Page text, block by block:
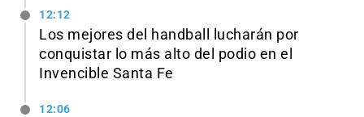
12:12
Los mejores del handball lucharán por
conquistar lo más alto del podio en el
Invencible Santa Fe
12:06